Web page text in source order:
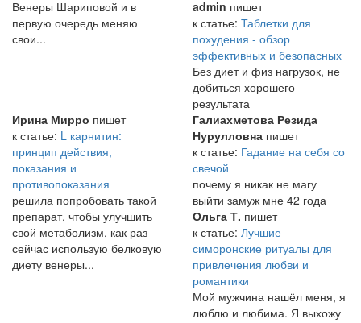
Венеры Шариповой и в
первую очередь меняю
свои...
admin пишет
к статье: Таблетки для
похудения - обзор
эффективных и безопасных
Без диет и физ нагрузок, не
добиться хорошего
результата
Ирина Мирро пишет
к статье: L карнитин:
принцип действия,
показания и
противопоказания
решила попробовать такой
препарат, чтобы улучшить
свой метаболизм, как раз
сейчас использую белковую
диету венеры...
Галиахметова Резида
Нурулловна пишет
к статье: Гадание на себя со
свечой
почему я никак не магу
выйти замуж мне 42 года
Ольга Т. пишет
к статье: Лучшие
симоронские ритуалы для
привлечения любви и
романтики
Мой мужчина нашёл меня, я
люблю и любима. Я выхожу